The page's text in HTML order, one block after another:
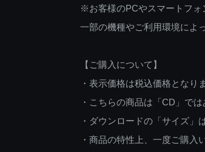
※お客様のPCやスマートフォ
一部の機種やご利用環境によ
【ご購入について】
・表示価格は税込価格となり
・こちらの商品は「CD」で
・ダウンロードの「サイズ」
・商品の特性上、一度ご購入